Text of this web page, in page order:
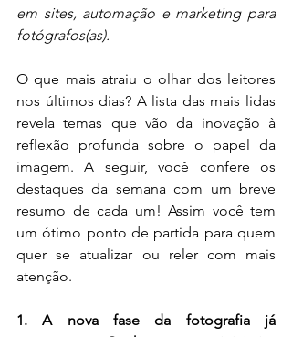
em sites, automação e marketing para
fotógrafos(as).
O que mais atraiu o olhar dos leitores
nos últimos dias? A lista das mais lidas
revela temas que vão da inovação à
reflexão profunda sobre o papel da
imagem. A seguir, você confere os
destaques da semana com um breve
resumo de cada um! Assim você tem
um ótimo ponto de partida para quem
quer se atualizar ou reler com mais
atenção.
1. A nova fase da fotografia já